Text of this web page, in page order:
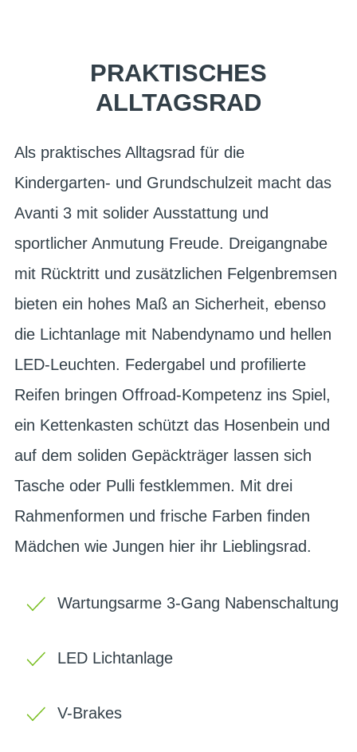
PRAKTISCHES
ALLTAGSRAD
Als praktisches Alltagsrad für die
Kindergarten- und Grundschulzeit macht das
Avanti 3 mit solider Ausstattung und
sportlicher Anmutung Freude. Dreigangnabe
mit Rücktritt und zusätzlichen Felgenbremsen
bieten ein hohes Maß an Sicherheit, ebenso
die Lichtanlage mit Nabendynamo und hellen
LED-Leuchten. Federgabel und profilierte
Reifen bringen Offroad-Kompetenz ins Spiel,
ein Kettenkasten schützt das Hosenbein und
auf dem soliden Gepäckträger lassen sich
Tasche oder Pulli festklemmen. Mit drei
Rahmenformen und frische Farben finden
Mädchen wie Jungen hier ihr Lieblingsrad.
Wartungsarme 3-Gang Nabenschaltung
LED Lichtanlage
V-Brakes